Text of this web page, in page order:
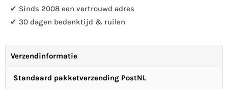
✔ Sinds 2008 een vertrouwd adres
✔ 30 dagen bedenktijd & ruilen
Verzendinformatie
Standaard pakketverzending PostNL